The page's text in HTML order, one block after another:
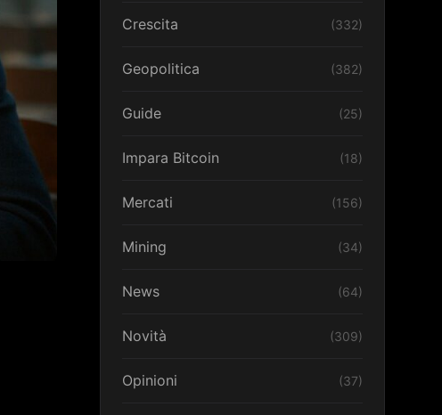
Crescita (332)
Geopolitica (382)
Guide (25)
Impara Bitcoin (18)
Mercati (156)
Mining (34)
News (64)
Novità (309)
Opinioni (37)